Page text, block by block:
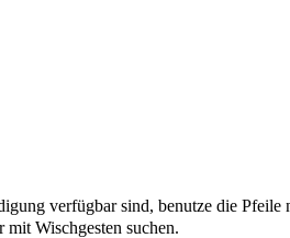
verfügbar sind, benutze die
Wischgesten suchen.